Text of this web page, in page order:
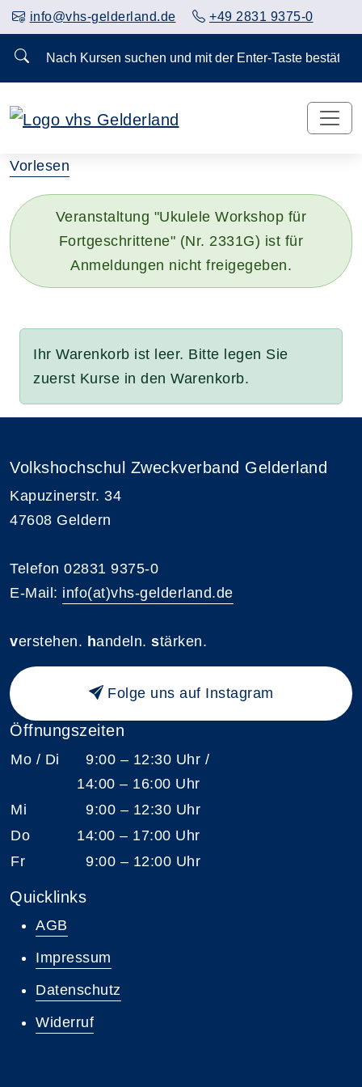
info@vhs-gelderland.de +49 2831 9375-0
Nach Kursen suchen und mit der Enter-Taste
Vorlesen
Veranstaltung "Ukulele Workshop für
Fortgeschrittene" (Nr. 2331G) ist für
Anmeldungen nicht freigegeben.
Ihr Warenkorb ist leer. Bitte legen Sie
zuerst Kurse in den Warenkorb.
Volkshochschul Zweckverband Gelderland
Kapuzinerstr. 34
47608 Geldern
Telefon 02831 9375-0
E-Mail: info(at)vhs-gelderland.de
verstehen. handeln. stärken.
Folge uns auf Instagram
Öffnungszeiten
Mo / Di
9:00 – 12:30 Uhr /
14:00 – 16:00 Uhr
Mi
9:00 – 12:30 Uhr
Do
14:00 – 17:00 Uhr
Fr
9:00 – 12:00 Uhr
Quicklinks
AGB
Impressum
Datenschutz
Widerruf